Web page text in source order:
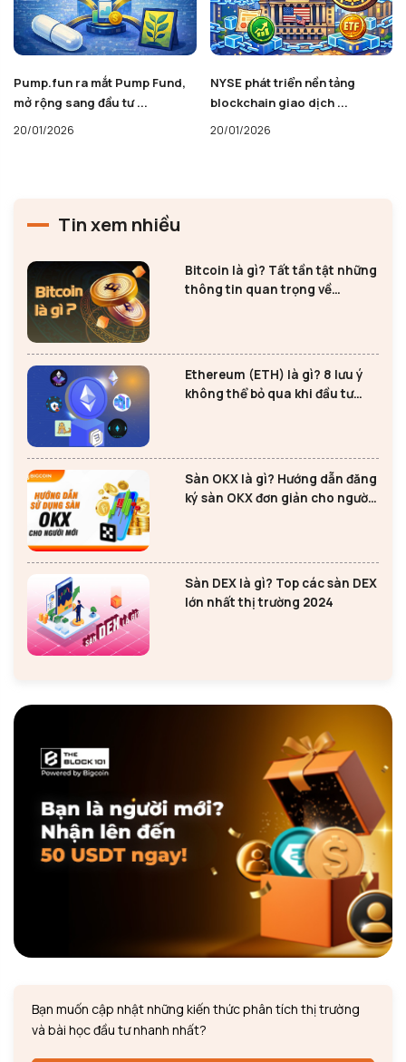
Pump.fun ra mắt Pump Fund,
mở rộng sang đầu tư ...
20/01/2026
NYSE phát triển nền tảng
blockchain giao dịch ...
20/01/2026
Tin xem nhiều
Bitcoin là gì? Tất tần tật những
thông tin quan trọng về
Ethereum (ETH) là gì? 8 lưu ý
không thể bỏ qua khi đầu tư
Sàn OKX là gì? Hướng dẫn đăng
ký sàn OKX đơn giản cho người
Sàn DEX là gì? Top các sàn DEX
lớn nhất thị trường 2024
Bạn muốn cập nhật những kiến thức phân tích thị trường
và bài học đầu tư nhanh nhất?